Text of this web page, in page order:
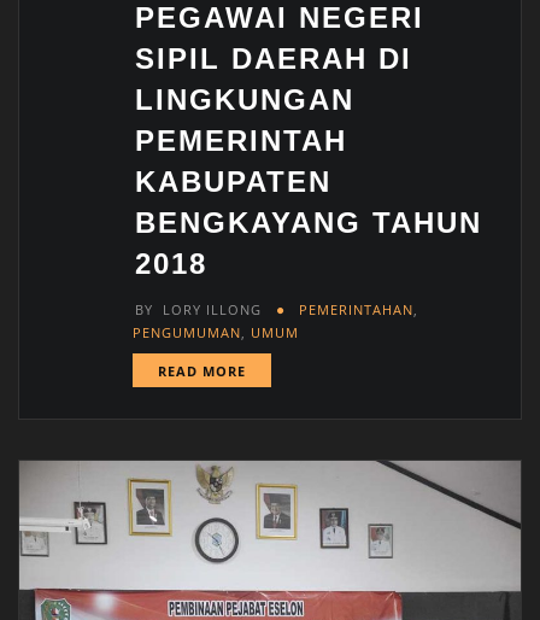
PEGAWAI NEGERI
SIPIL DAERAH DI
LINGKUNGAN
PEMERINTAH
KABUPATEN
BENGKAYANG TAHUN
2018
BY LORY ILLONG PEMERINTAHAN
PENGUMUMAN
UMUM
READ MORE